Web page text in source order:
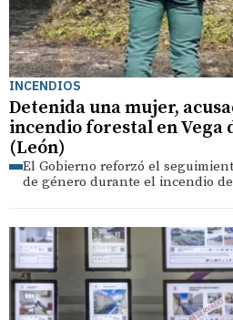
INCENDIOS
Detenida una mujer,
incendio forestal en Vega
(León)
El Gobierno reforzó el
de género durante el incendio